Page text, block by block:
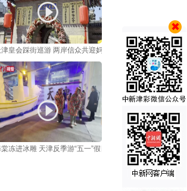
教给更多人
津皇会踩街巡游 两岸信众共迎妈祖诞辰
平安“快不得”
冻进冰雕 天津反季游“五一”假日走俏